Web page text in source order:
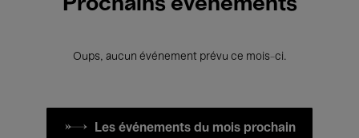
Prochains événements
Oups, aucun événement prévu ce mois-ci.
Les événements du mois prochain